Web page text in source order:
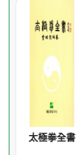
太極拳全書